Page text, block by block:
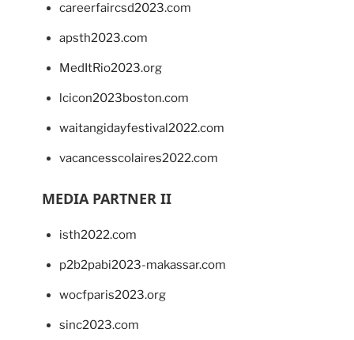
careerfaircsd2023.com
apsth2023.com
MedItRio2023.org
lcicon2023boston.com
waitangidayfestival2022.com
vacancesscolaires2022.com
MEDIA PARTNER II
isth2022.com
p2b2pabi2023-makassar.com
wocfparis2023.org
sinc2023.com